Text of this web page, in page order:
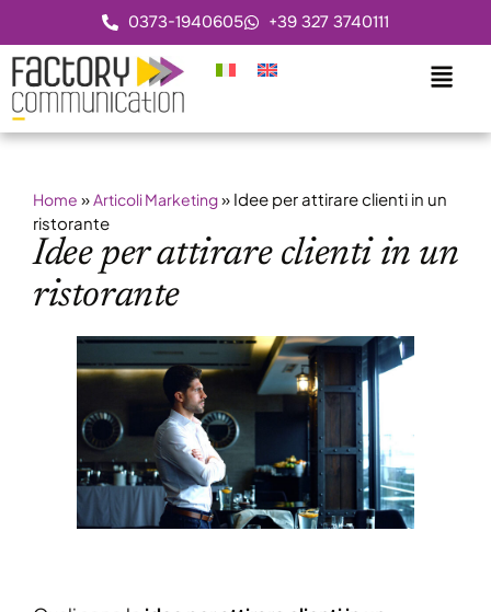
0373-1940605 +39 327 3740111
Home »Articoli Marketing» Idee per attirare clienti in un
ristorante
Idee per attirare clienti in un
ristorante